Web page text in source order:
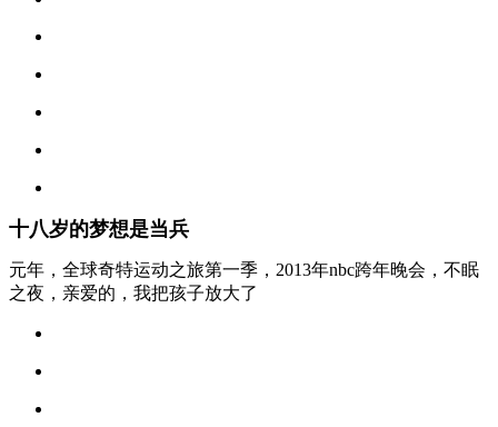
十八岁的梦想是当兵
元年，全球奇特运动之旅第一季，2013年nbc跨年晚会，不眠
之夜，亲爱的，我把孩子放大了